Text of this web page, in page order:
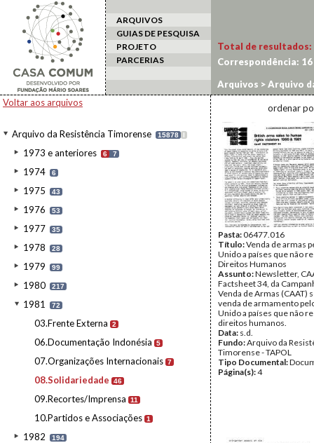
ARQUIVOS
GUIAS DE PESQUISA
PROJETO
PARCERIAS
Voltar aos arquivos
Arquivo da Resistência Timorense 15878 I
1973 e anteriores 6 7
1974 6
1975 43
1976 53
1977 35
1978 28
1979 99
1980 217
1981 72
03.Frente Externa 2
06.Documentação Indonésia 5
07.Organizações Internacionais 7
08.Solidariedade 46
09.Recortes/Imprensa 11
10.Partidos e Associações 1
1982 194
Total de resultados:
Correspondência: 16
Arquivos >Arquivo
ordenar
Pasta:06477.016
Título:Venda de armas
Unido a países que não
Direitos Humanos
Assunto:Newsletter,
Factsheet 34, da
Venda de Armas (CAAT)
venda de armamento
Unido a países que não
direitos humanos.
Data: s.d.
Fundo:Arquivo da
Timorense - TAPOL
Tipo Documental:
Página(s):4